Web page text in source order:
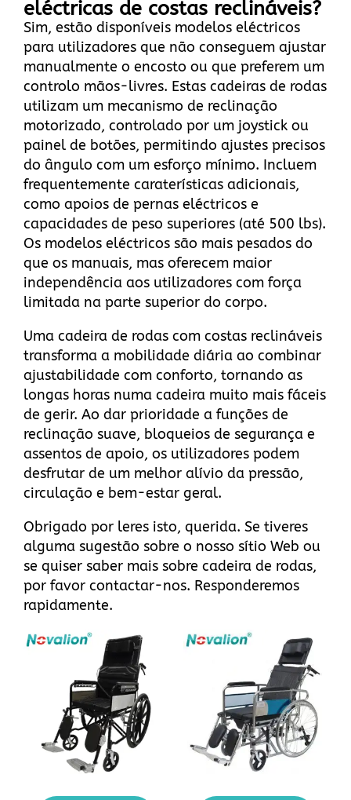
eléctricas de costas reclináveis?
Sim, estão disponíveis modelos eléctricos
para utilizadores que não conseguem ajustar
manualmente o encosto ou que preferem um
controlo mãos-livres. Estas cadeiras de rodas
utilizam um mecanismo de reclinação
motorizado, controlado por um joystick ou
painel de botões, permitindo ajustes precisos
do ângulo com um esforço mínimo. Incluem
frequentemente caraterísticas adicionais,
como apoios de pernas eléctricos e
capacidades de peso superiores (até 500 lbs).
Os modelos eléctricos são mais pesados do
que os manuais, mas oferecem maior
independência aos utilizadores com força
limitada na parte superior do corpo.
Uma cadeira de rodas com costas reclináveis
transforma a mobilidade diária ao combinar
ajustabilidade com conforto, tornando as
longas horas numa cadeira muito mais fáceis
de gerir. Ao dar prioridade a funções de
reclinação suave, bloqueios de segurança e
assentos de apoio, os utilizadores podem
desfrutar de um melhor alívio da pressão,
circulação e bem-estar geral.
Obrigado por leres isto, querida. Se tiveres
alguma sugestão sobre o nosso sítio Web ou
se quiser saber mais sobre cadeira de rodas,
por favor contactar-nos. Responderemos
rapidamente.